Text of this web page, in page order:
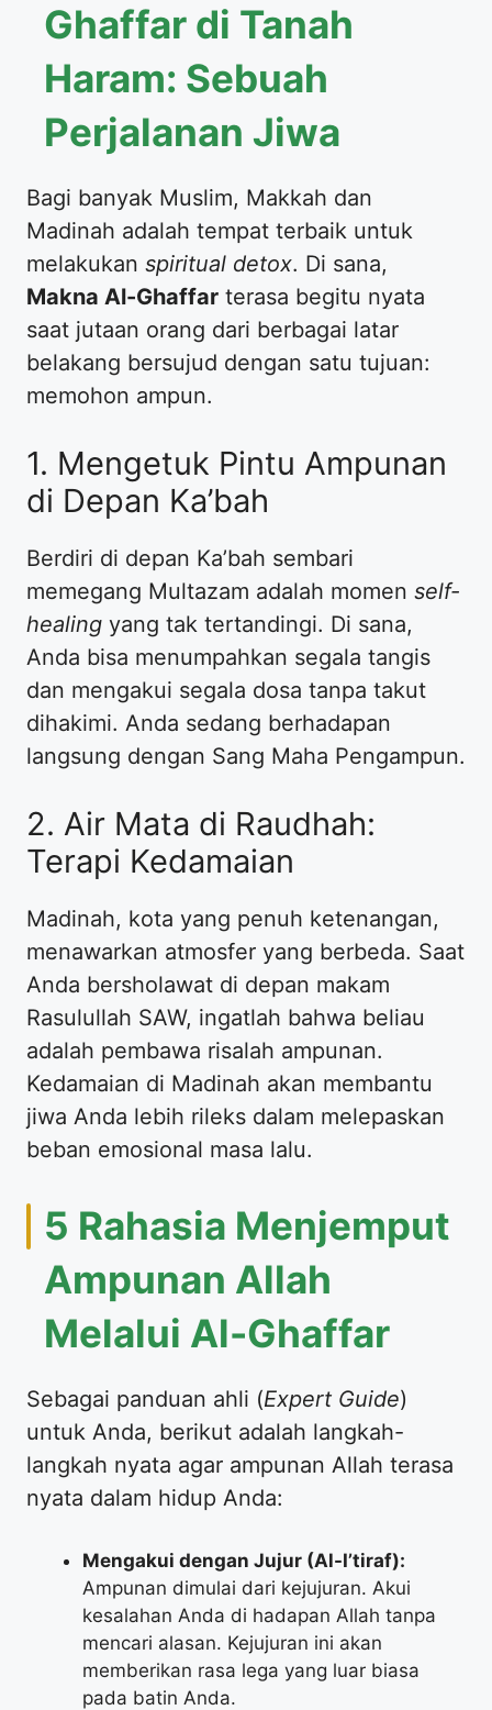
Ghaffar di Tanah
Haram: Sebuah
Perjalanan Jiwa
Bagi banyak Muslim, Makkah dan
Madinah adalah tempat terbaik untuk
melakukan spiritual detox. Di sana,
Makna Al-Ghaffar terasa begitu nyata
saat jutaan orang dari berbagai latar
belakang bersujud dengan satu tujuan:
memohon ampun.
1. Mengetuk Pintu Ampunan
di Depan Ka’bah
Berdiri di depan Ka’bah sembari
memegang Multazam adalah momen self-
healing yang tak tertandingi. Di sana,
Anda bisa menumpahkan segala tangis
dan mengakui segala dosa tanpa takut
dihakimi. Anda sedang berhadapan
langsung dengan Sang Maha Pengampun.
2. Air Mata di Raudhah:
Terapi Kedamaian
Madinah, kota yang penuh ketenangan,
menawarkan atmosfer yang berbeda. Saat
Anda bersholawat di depan makam
Rasulullah SAW, ingatlah bahwa beliau
adalah pembawa risalah ampunan.
Kedamaian di Madinah akan membantu
jiwa Anda lebih rileks dalam melepaskan
beban emosional masa lalu.
5 Rahasia Menjemput
Ampunan Allah
Melalui Al-Ghaffar
Sebagai panduan ahli (Expert Guide)
untuk Anda, berikut adalah langkah-
langkah nyata agar ampunan Allah terasa
nyata dalam hidup Anda:
Mengakui dengan Jujur (Al-I’tiraf):
Ampunan dimulai dari kejujuran. Akui
kesalahan Anda di hadapan Allah tanpa
mencari alasan. Kejujuran ini akan
memberikan rasa lega yang luar biasa
pada batin Anda.